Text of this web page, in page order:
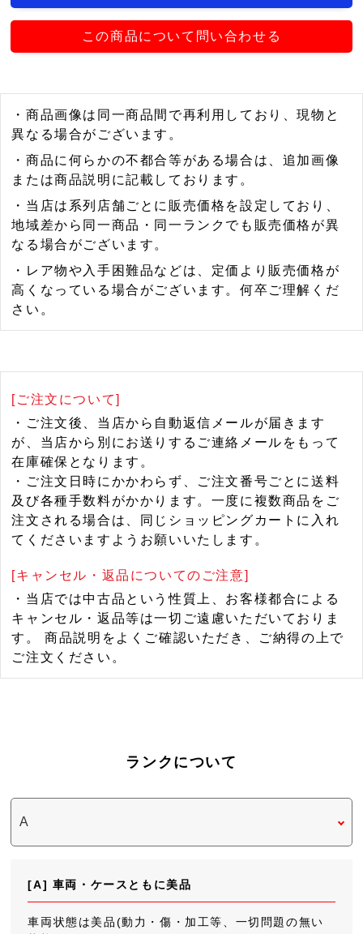
この商品について問い合わせる
・商品画像は同一商品間で再利用しており、現物と
異なる場合がございます。
・商品に何らかの不都合等がある場合は、追加画像
または商品説明に記載しております。
・当店は系列店舗ごとに販売価格を設定しており、
地域差から同一商品・同一ランクでも販売価格が異
なる場合がございます。
・レア物や入手困難品などは、定価より販売価格が
高くなっている場合がございます。何卒ご理解くだ
さい。
[ご注文について]
・ご注文後、当店から自動返信メールが届きます
が、当店から別にお送りするご連絡メールをもって
在庫確保となります。
・ご注文日時にかかわらず、ご注文番号ごとに送料
及び各種手数料がかかります。一度に複数商品をご
注文される場合は、同じショッピングカートに入れ
てくださいますようお願いいたします。
[キャンセル・返品についてのご注意]
・当店では中古品という性質上、お客様都合による
キャンセル・返品等は一切ご遠慮いただいておりま
す。 商品説明をよくご確認いただき、ご納得の上で
ご注文ください。
ランクについて
[A] 車両・ケースともに美品
車両状態は美品(動力・傷・加工等、一切問題の無い